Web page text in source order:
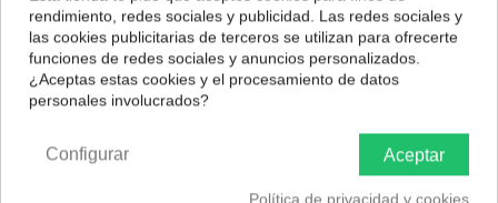
¿Dónde deseas recibir tu pedido?
Selecciona tu ubicación para mostrarte los precios e
impuestos correctos para tu región.
rendimiento, redes sociales y publicidad. Las redes sociales y
las cookies publicitarias de terceros se utilizan para ofrecerte
funciones de redes sociales y anuncios personalizados.
¿Aceptas estas cookies y el procesamiento de datos
personales involucrados?
Aceptar
Configurar
Política de privacidad y cookies